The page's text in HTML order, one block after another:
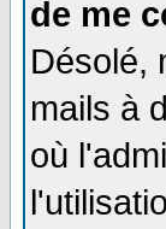
de me
Désolé,
mails à
où